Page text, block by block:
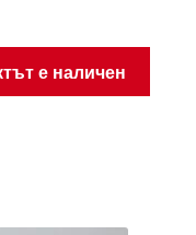
е наличен